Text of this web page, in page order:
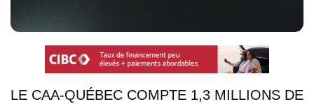
LE CAA-QUÉBEC COMPTE 1,3 MILLIONS DE